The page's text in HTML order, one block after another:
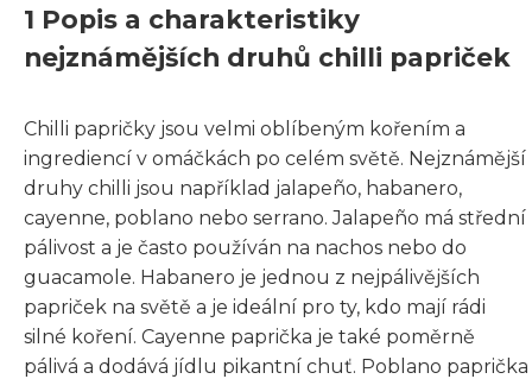
1 Popis a charakteristiky
nejznámějších druhů chilli papriček
Chilli papričky jsou velmi oblíbeným kořením a
ingrediencí v omáčkách po celém světě. Nejznámější
druhy chilli jsou například jalapeño, habanero,
cayenne, poblano nebo serrano. Jalapeño má střední
pálivost a je často používán na nachos nebo do
guacamole. Habanero je jednou z nejpálivějších
papriček na světě a je ideální pro ty, kdo mají rádi
silné koření. Cayenne paprička je také poměrně
pálivá a dodává jídlu pikantní chuť. Poblano paprička